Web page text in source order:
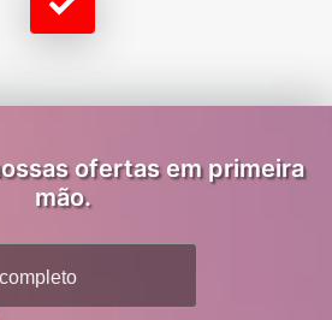
ofertas em primeira
mão.